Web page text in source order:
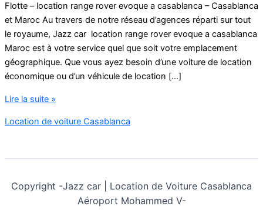
Flotte – location range rover evoque a casablanca – Casablanca
et Maroc Au travers de notre réseau d’agences réparti sur tout
le royaume, Jazz car location range rover evoque a casablanca
Maroc est à votre service quel que soit votre emplacement
géographique. Que vous ayez besoin d’une voiture de location
économique ou d’un véhicule de location […]
location
rover
Lire la suite »
Location de voiture Casablanca
Copyright -Jazz car | Location de Voiture Casablanca
Aéroport Mohammed V-